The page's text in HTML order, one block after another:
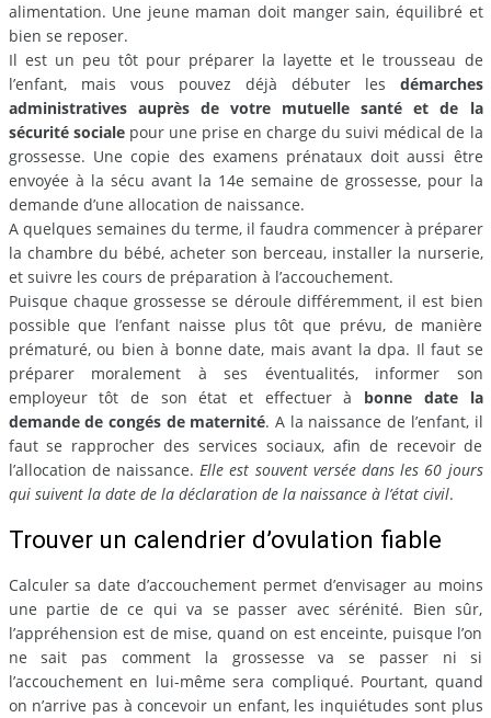
alimentation. Une jeune maman doit manger sain, équilibré et
bien se reposer.
Il est un peu tôt pour préparer la layette et le trousseau de
l’enfant, mais vous pouvez déjà débuter les démarches
administratives auprès de votre mutuelle santé et de la
sécurité socialepour une prise en charge du suivi médical de la
grossesse. Une copie des examens prénataux doit aussi être
envoyée à la sécu avant la 14e semaine de grossesse, pour la
demande d’une allocation de naissance.
A quelques semaines du terme, il faudra commencer à préparer
la chambre du bébé, acheter son berceau, installer la nurserie,
et suivre les cours de préparation à l’accouchement.
Puisque chaque grossesse se déroule différemment, il est bien
possible que l’enfant naisse plus tôt que prévu, de manière
prématuré, ou bien à bonne date, mais avant la dpa. Il faut se
préparer moralement à ses éventualités, informer son
employeur tôt de son état et effectuer à bonne date la
demande de congés de maternité. A la naissance de l’enfant, il
faut se rapprocher des services sociaux, afin de recevoir de
l’allocation de naissance.Elle est souvent versée dans les 60 jours
qui suivent la date de la déclaration de la naissance à l’état civil.
Trouver un calendrier d’ovulation fiable
Calculer sa date d’accouchement permet d’envisager au moins
une partie de ce qui va se passer avec sérénité. Bien sûr,
l’appréhension est de mise, quand on est enceinte, puisque l’on
ne sait pas comment la grossesse va se passer ni si
l’accouchement en lui-même sera compliqué. Pourtant, quand
on n’arrive pas à concevoir un enfant, les inquiétudes sont plus